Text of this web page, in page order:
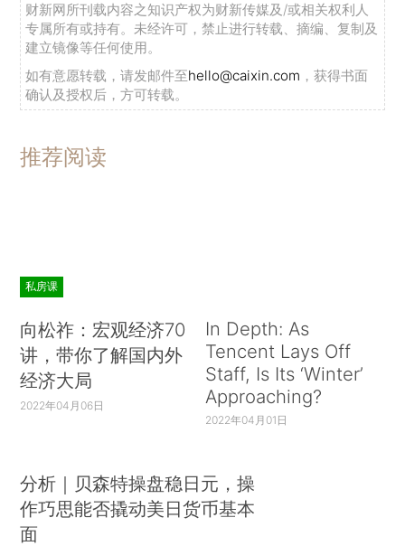
财新网所刊载内容之知识产权为财新传媒及/或相关权利人
专属所有或持有。未经许可，禁止进行转载、摘编、复制及
建立镜像等任何使用。
如有意愿转载，请发邮件至hello@caixin.com ，获得书面
确认及授权后，方可转载。
推荐阅读
私房课
向松祚：宏观经济70
讲，带你了解国内外
经济大局
2022年04月06日
In Depth: As
Tencent Lays Off
Staff, Is Its ‘Winter’
Approaching?
2022年04月01日
分析｜贝森特操盘稳日元，操
作巧思能否撬动美日货币基本
面